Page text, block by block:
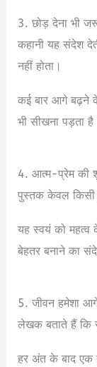
3. छोड़ देना भी
कहानी यह संदेश
नहीं होता।
कई बार आगे बढ़ने के
भी सीखना पड़ता
4. आत्म-प्रेम की
पुस्तक केवल किसी
यह स्वयं को
बेहतर बनाने का
5. जीवन हमेशा
लेखक बताते हैं कि
हर अंत के बाद एक